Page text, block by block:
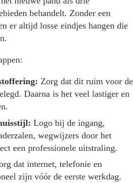
behandelt. Zonder een
er altijd losse eindjes hangen die
Zorg dat dit ruim voor de
Daarna is het veel lastiger en
Logo bij de ingang,
wegwijzers door het
een professionele uitstraling.
dat internet, telefonie en
zijn vóór de eerste werkdag.